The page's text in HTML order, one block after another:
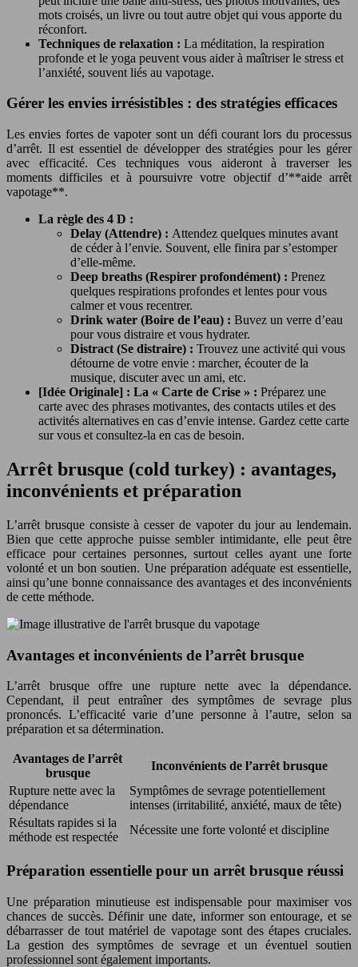
mots croisés, un livre ou tout autre objet qui vous apporte du
réconfort.
Techniques de relaxation : La méditation, la respiration
profonde et le yoga peuvent vous aider à maîtriser le stress et
l’anxiété, souvent liés au vapotage.
Gérer les envies irrésistibles : des stratégies efficaces
Les envies fortes de vapoter sont un défi courant lors du processus
d’arrêt. Il est essentiel de développer des stratégies pour les gérer
avec efficacité. Ces techniques vous aideront à traverser les
moments difficiles et à poursuivre votre objectif d’**aide arrêt
vapotage**.
La règle des 4 D :
Delay (Attendre) : Attendez quelques minutes avant
de céder à l’envie. Souvent, elle finira par s’estomper
d’elle-même.
Deep breaths (Respirer profondément) : Prenez
quelques respirations profondes et lentes pour vous
calmer et vous recentrer.
Drink water (Boire de l’eau) : Buvez un verre d’eau
pour vous distraire et vous hydrater.
Distract (Se distraire) : Trouvez une activité qui vous
détourne de votre envie : marcher, écouter de la
musique, discuter avec un ami, etc.
[Idée Originale] : La « Carte de Crise » : Préparez une
carte avec des phrases motivantes, des contacts utiles et des
activités alternatives en cas d’envie intense. Gardez cette carte
sur vous et consultez-la en cas de besoin.
Arrêt brusque (cold turkey) : avantages,
inconvénients et préparation
L’arrêt brusque consiste à cesser de vapoter du jour au lendemain.
Bien que cette approche puisse sembler intimidante, elle peut être
efficace pour certaines personnes, surtout celles ayant une forte
volonté et un bon soutien. Une préparation adéquate est essentielle,
ainsi qu’une bonne connaissance des avantages et des inconvénients
de cette méthode.
Avantages et inconvénients de l’arrêt brusque
L’arrêt brusque offre une rupture nette avec la dépendance.
Cependant, il peut entraîner des symptômes de sevrage plus
prononcés. L’efficacité varie d’une personne à l’autre, selon sa
préparation et sa détermination.
Avantages de l’arrêt
brusque
Inconvénients de l’arrêt brusque
Rupture nette avec la
dépendance
Symptômes de sevrage potentiellement
intenses (irritabilité, anxiété, maux de tête)
Résultats rapides si la
méthode est respectée
Nécessite une forte volonté et discipline
Préparation essentielle pour un arrêt brusque réussi
Une préparation minutieuse est indispensable pour maximiser vos
chances de succès. Définir une date, informer son entourage, et se
débarrasser de tout matériel de vapotage sont des étapes cruciales.
La gestion des symptômes de sevrage et un éventuel soutien
professionnel sont également importants.